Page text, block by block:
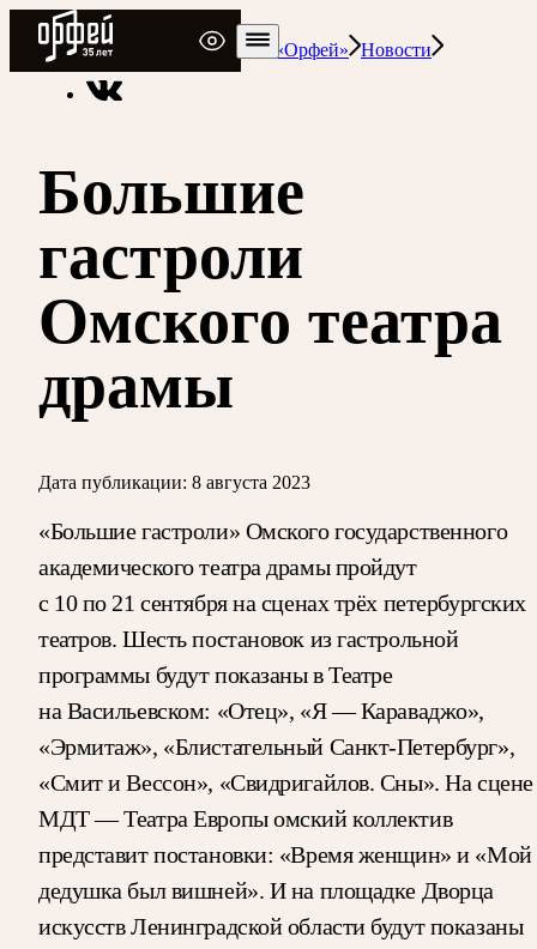
Радио Орфей
Радио классической музыки «Орфей»
Новости
Большие
гастроли
Омского театра
драмы
Дата публикации: 8 августа 2023
«Большие гастроли» Омского государственного
академического театра драмы пройдут
с 10 по 21 сентября на сценах трёх петербургских
театров. Шесть постановок из гастрольной
программы будут показаны в Театре
на Васильевском: «Отец», «Я — Караваджо»,
«Эрмитаж», «Блистательный Санкт-Петербург»,
«Смит и Вессон», «Свидригайлов. Сны». На сцене
МДТ — Театра Европы омский коллектив
представит постановки: «Время женщин» и «Мой
дедушка был вишней». И на площадке Дворца
искусств Ленинградской области будут показаны